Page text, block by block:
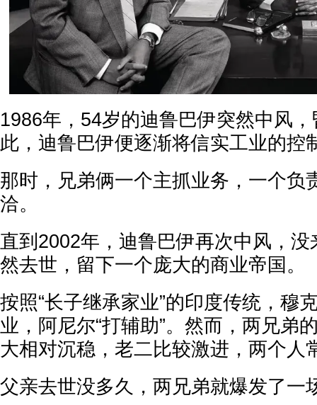
1986年，54岁的迪鲁巴伊突然中风
此，迪鲁巴伊便逐渐将信实工业的控
那时，兄弟俩一个主抓业务，一个负
洽。
直到2002年，迪鲁巴伊再次中风，
然去世，留下一个庞大的商业帝国。
按照“长子继承家业”的印度传统，穆
业，阿尼尔“打辅助”。然而，两兄弟
大相对沉稳，老二比较激进，两个人
父亲去世没多久，两兄弟就爆发了一